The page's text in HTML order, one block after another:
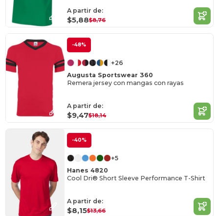
A partir de:
$5,88$8,76
-48%
+26
Augusta Sportswear 360
Remera jersey con mangas con rayas
A partir de:
$9,47$18,14
-40%
+5
Hanes 4820
Cool Dri® Short Sleeve Performance T-Shirt
A partir de:
$8,15$13,66